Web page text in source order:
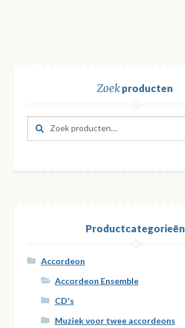
Zoekproducten
Zoeken
naar:
Zoeken
Productcategorieën
Accordeon
Accordeon Ensemble
CD's
Muziek voor twee accordeons